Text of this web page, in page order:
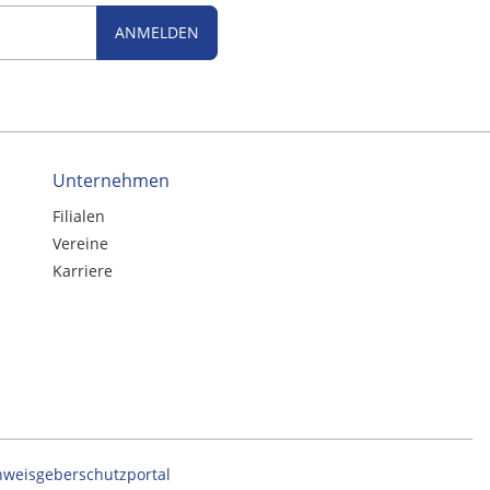
ANMELDEN
Unternehmen
Filialen
Vereine
Karriere